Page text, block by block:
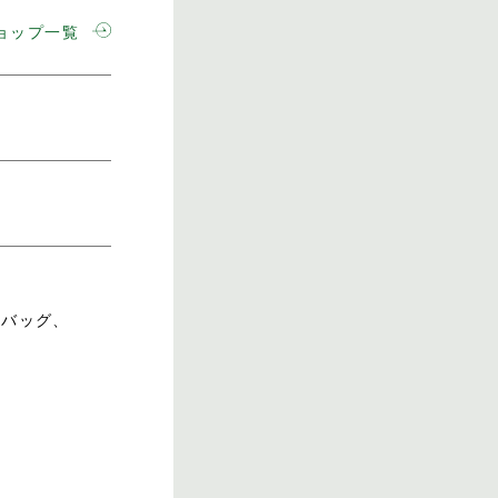
ップ一覧
ッグ、